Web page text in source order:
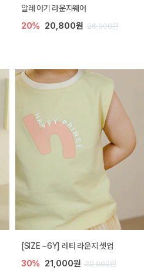
알레 아기 라운지웨어
20% 20,800원 26,000원
[SIZE ~6Y] 레티 라운지 셋업
30% 21,000원 30,000원